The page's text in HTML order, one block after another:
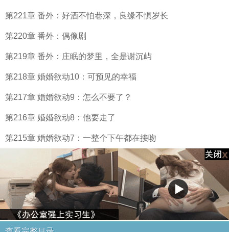
第221章 番外：好酒不怕巷深，良缘不惧岁长
第220章 番外：偶像剧
第219章 番外：庄眠的梦里，全是谢沉屿
第218章 婚婚欲动10：可预见的幸福
第217章 婚婚欲动9：怎么不要了？
第216章 婚婚欲动8：他要走了
第215章 婚婚欲动7：一整个下午都在接吻